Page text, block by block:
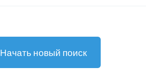
Начать новый поиск